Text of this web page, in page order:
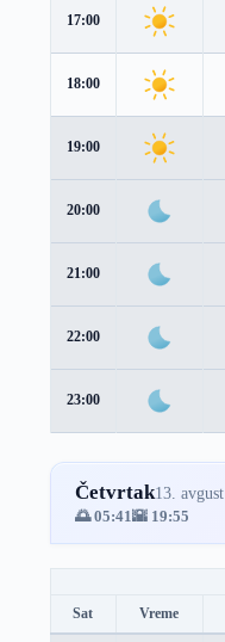
17:00
18:00
19:00
20:00
21:00
22:00
23:00
Četvrtak13. avgust
🌅 05:41🌇 19:55
Sat Vreme